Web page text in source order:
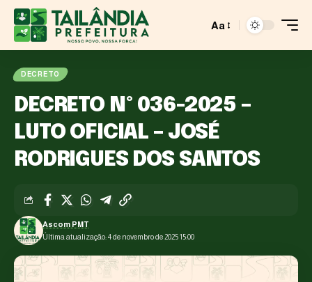
Aa
DECRETO
DECRETO Nº 036-2025 –
LUTO OFICIAL – JOSÉ
RODRIGUES DOS SANTOS
Última atualização: 4 de novembro de 2025 15:00
Ascom PMT